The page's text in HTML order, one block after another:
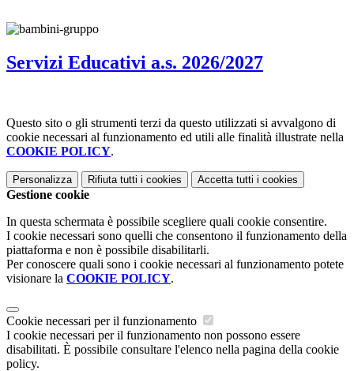
Servizi Educativi a.s. 2026/2027
Questo sito o gli strumenti terzi da questo utilizzati si avvalgono di
cookie necessari al funzionamento ed utili alle finalità illustrate nella
COOKIE POLICY.
Personalizza Rifiuta tutti i cookies Accetta tutti i cookies
Gestione cookie
In questa schermata è possibile scegliere quali cookie consentire.
I cookie necessari sono quelli che consentono il funzionamento della
piattaforma e non è possibile disabilitarli.
Per conoscere quali sono i cookie necessari al funzionamento potete
visionare la COOKIE POLICY.
Cookie necessari per il funzionamento
I cookie necessari per il funzionamento non possono essere
disabilitati. È possibile consultare l'elenco nella pagina della cookie
policy.